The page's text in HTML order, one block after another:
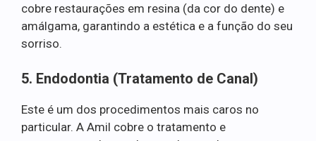
cobre restaurações em resina (da cor do dente) e
amálgama, garantindo a estética e a função do seu
sorriso.
5. Endodontia (Tratamento de Canal)
Este é um dos procedimentos mais caros no
particular. A Amil cobre o tratamento e